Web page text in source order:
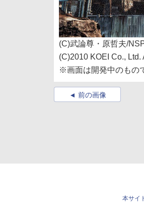
(C)武論尊・原哲夫/
(C)2010 KOEI Co., Ltd.
※画面は開発中のもの
前の画像
本サイ